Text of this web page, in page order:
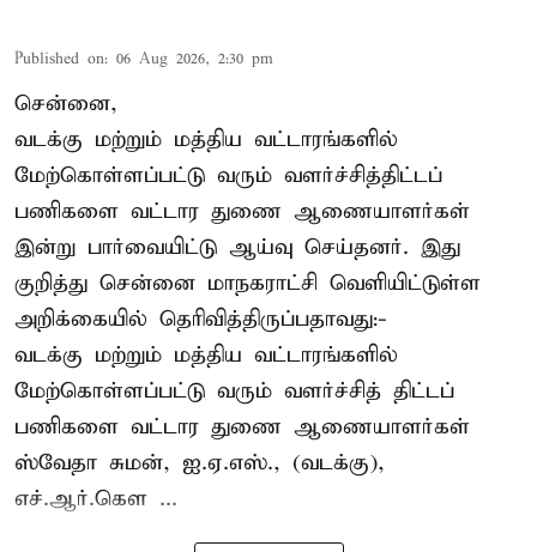
Published on: 06 Aug 2026, 2:30 pm
சென்னை,
வடக்கு மற்றும் மத்திய வட்டாரங்களில்
மேற்கொள்ளப்பட்டு வரும் வளர்ச்சித்திட்டப்
பணிகளை வட்டார துணை ஆணையாளர்கள்
இன்று பார்வையிட்டு ஆய்வு செய்தனர். இது
குறித்து சென்னை மாநகராட்சி வெளியிட்டுள்ள
அறிக்கையில் தெரிவித்திருப்பதாவது:-
வடக்கு மற்றும் மத்திய வட்டாரங்களில்
மேற்கொள்ளப்பட்டு வரும் வளர்ச்சித் திட்டப்
பணிகளை வட்டார துணை ஆணையாளர்கள்
ஸ்வேதா சுமன், ஐ.ஏ.எஸ்., (வடக்கு),
எச்.ஆர்.கௌ ...